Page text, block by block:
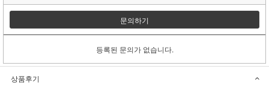
문의하기
등록된 문의가 없습니다.
상품후기